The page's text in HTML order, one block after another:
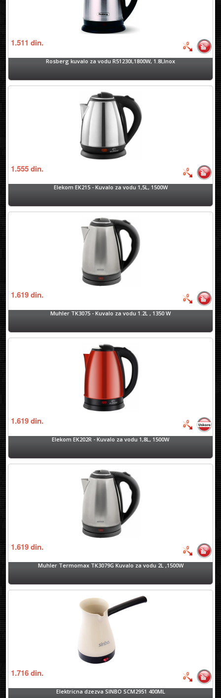
1.511din.
Rosberg kuvalo za vodu R51230I,1800W, 1.8l,Inox
1.555din.
Elekom EK215 - Kuvalo za vodu 1,5L, 1500W
1.619din.
Muhler TK3075 - Kuvalo za vodu 1.2L , 1350 W
1.619din.
Elekom EK202R - Kuvalo za vodu 1,8L, 1500W
1.619din.
Muhler Termomax TK3079G Kuvalo za vodu 2L ,1500W
1.716din.
Elektricna dzezva SINBO SCM2951 400ML